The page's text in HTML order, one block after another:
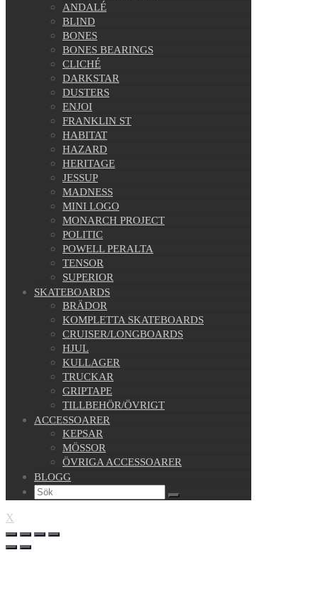
ANDALÉ
BLIND
BONES
BONES BEARINGS
CLICHÉ
DARKSTAR
DUSTERS
ENJOI
FRANKLIN ST
HABITAT
HAZARD
HERITAGE
JESSUP
MADNESS
MINI LOGO
MONARCH PROJECT
POLITIC
POWELL PERALTA
TENSOR
SUPERIOR
SKATEBOARDS
BRÄDOR
KOMPLETTA SKATEBOARDS
CRUISER/LONGBOARDS
HJUL
KULLAGER
TRUCKAR
GRIPTAPE
TILLBEHÖR/ÖVRIGT
ACCESSOARER
KEPSAR
MÖSSOR
ÖVRIGA ACCESSOARER
BLOGG
X